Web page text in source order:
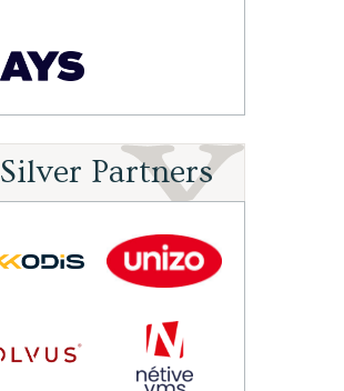
Silver Partners